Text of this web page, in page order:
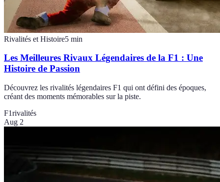
Rivalités et Histoire5 min
Les Meilleures Rivaux Légendaires de la F1 : Une
Histoire de Passion
Découvrez les rivalités légendaires F1 qui ont défini des époques,
créant des moments mémorables sur la piste.
F1rivalités
Aug 2